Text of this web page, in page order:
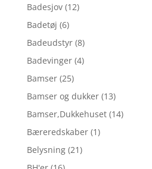
Badesjov (12)
Badetøj (6)
Badeudstyr (8)
Badevinger (4)
Bamser (25)
Bamser og dukker (13)
Bamser,Dukkehuset (14)
Bæreredskaber (1)
Belysning (21)